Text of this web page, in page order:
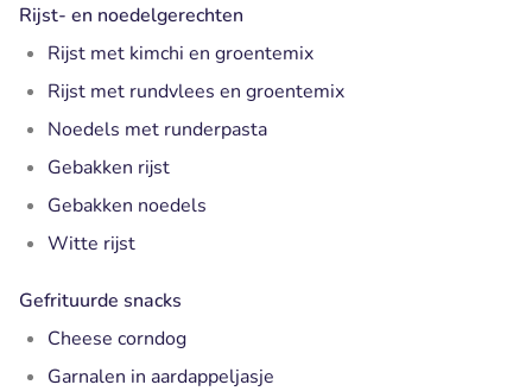
Rijst- en noedelgerechten
Rijst met kimchi en groentemix
Rijst met rundvlees en groentemix
Noedels met runderpasta
Gebakken rijst
Gebakken noedels
Witte rijst
Gefrituurde snacks
Cheese corndog
Garnalen in aardappeljasje